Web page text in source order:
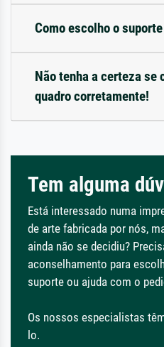
Como escolho o
Não tenha a certeza se
quadro corretamente!
Tem alguma
Está interessado numa
de arte fabricada por nós,
ainda não se decidiu?
aconselhamento para
suporte ou ajuda com o
Os nossos especialistas
lo.